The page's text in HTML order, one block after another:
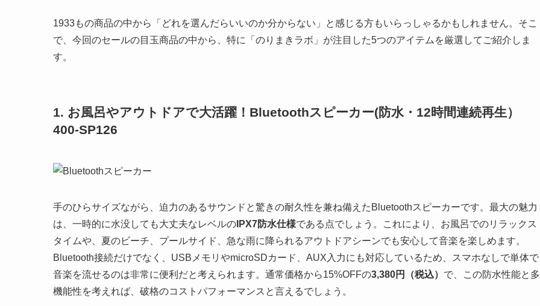
1933もの商品の中から「どれを選んだらいいのか分からない」と感じる方もいらっしゃるかもしれません。そこ
で、今回のセールの目玉商品の中から、特に「のりまきラボ」が注目した5つのアイテムを厳選してご紹介しま
す。
1. お風呂やアウトドアで大活躍！Bluetoothスピーカー(防水・12時間連続再生）
400-SP126
手のひらサイズながら、迫力のあるサウンドと驚きの耐久性を兼ね備えたBluetoothスピーカーです。最大の魅力
は、一時的に水没しても大丈夫なレベルの IPX7防水仕様である点でしょう。これにより、お風呂でのリラックス
タイムや、夏のビーチ、プールサイド、急な雨に降られるアウトドアシーンでも安心して音楽を楽しめます。
Bluetooth接続だけでなく、USBメモリやmicroSDカード、AUX入力にも対応しているため、スマホなしで単体で
音楽を流せるのは非常に便利だと考えられます。通常価格から15%OFFの3,380円（税込） で、この防水性能と多
機能性を考えれば、破格のコストパフォーマンスと言えるでしょう。